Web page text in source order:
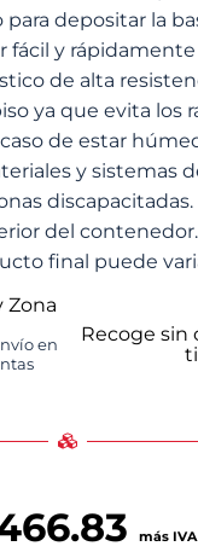
depositar la
fácil y
de alta
ya que evita los
de estar
y sistemas
del
final puede
Zona
en
Recoge sin
más IVA